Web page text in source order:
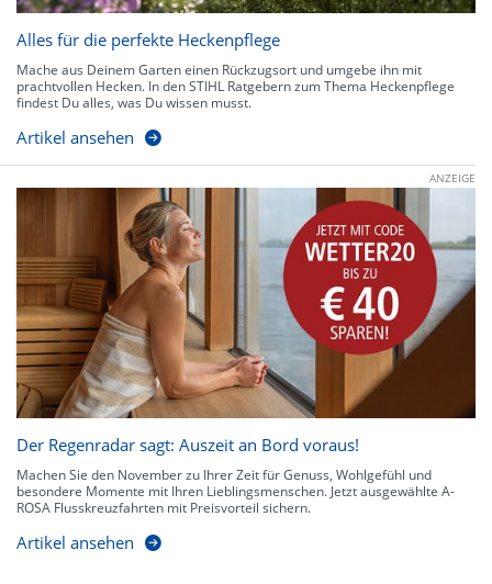
Alles für die perfekte Heckenpflege
Mache aus Deinem Garten einen Rückzugsort und umgebe ihn mit
prachtvollen Hecken. In den STIHL Ratgebern zum Thema Heckenpflege
findest Du alles, was Du wissen musst.
Artikel ansehen
ANZEIGE
Der Regenradar sagt: Auszeit an Bord voraus!
Machen Sie den November zu Ihrer Zeit für Genuss, Wohlgefühl und
besondere Momente mit Ihren Lieblingsmenschen. Jetzt ausgewählte A-
ROSA Flusskreuzfahrten mit Preisvorteil sichern.
Artikel ansehen